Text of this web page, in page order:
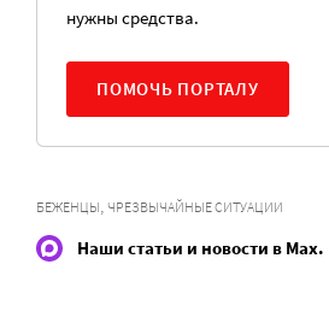
нужны средства.
ПОМОЧЬ ПОРТАЛУ
БЕЖЕНЦЫ ЧРЕЗВЫЧАЙНЫЕ СИТУАЦИИ
Наши статьи и новости в